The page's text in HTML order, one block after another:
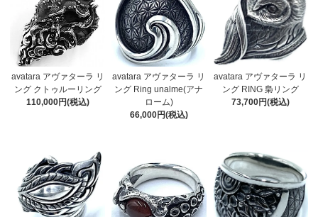
avatara アヴァターラ リ
ング クトゥルーリング
110,000円(税込)
avatara アヴァターラ リ
ング Ring unalme(アナ
ローム)
66,000円(税込)
avatara アヴァターラ リ
ング RING 梟リング
73,700円(税込)